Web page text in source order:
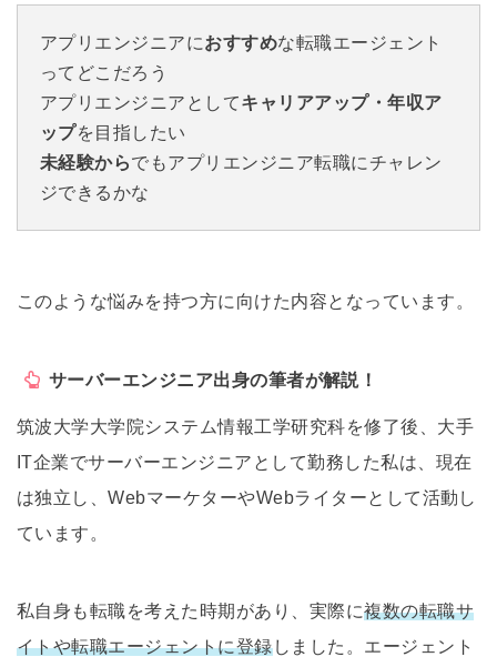
アプリエンジニアにおすすめな転職エージェント
ってどこだろう
アプリエンジニアとしてキャリアアップ・年収ア
ップを目指したい
未経験からでもアプリエンジニア転職にチャレン
ジできるかな
このような悩みを持つ方に向けた内容となっています。
サーバーエンジニア出身の筆者が解説！
筑波大学大学院システム情報工学研究科を修了後、大手
IT企業でサーバーエンジニアとして勤務した私は、現在
は独立し、WebマーケターやWebライターとして活動し
ています。
私自身も転職を考えた時期があり、実際に複数の転職サ
イトや転職エージェントに登録しました。エージェント